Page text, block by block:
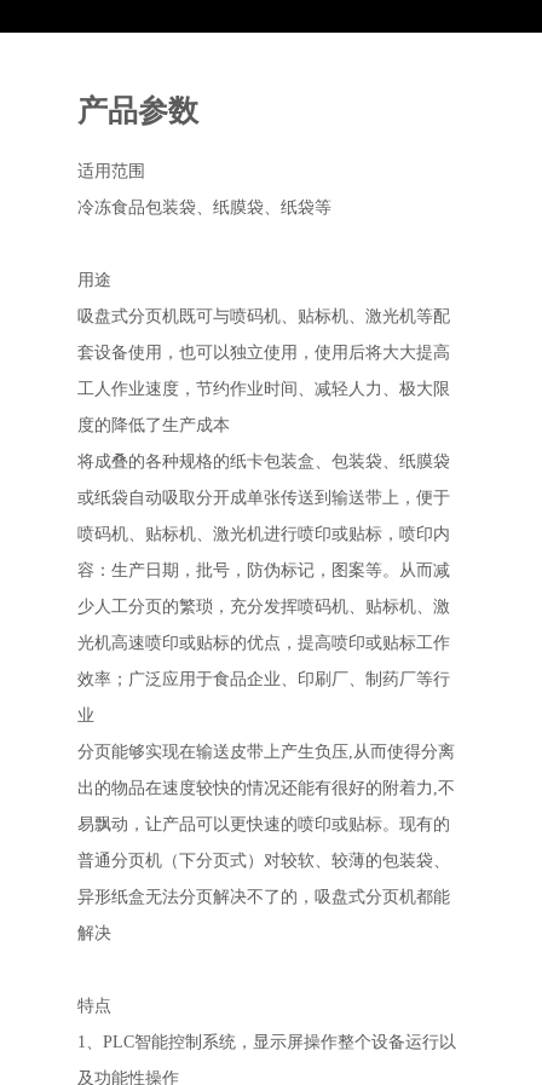
产品参数
适用范围
冷冻食品包装袋、纸膜袋、纸袋等
用途
吸盘式分页机既可与喷码机、贴标机、激光机等配
套设备使用，也可以独立使用，使用后将大大提高
工人作业速度，节约作业时间、减轻人力、极大限
度的降低了生产成本
将成叠的各种规格的纸卡包装盒、包装袋、纸膜袋
或纸袋自动吸取分开成单张传送到输送带上，便于
喷码机、贴标机、激光机进行喷印或贴标，喷印内
容：生产日期，批号，防伪标记，图案等。从而减
少人工分页的繁琐，充分发挥喷码机、贴标机、激
光机高速喷印或贴标的优点，提高喷印或贴标工作
效率；广泛应用于食品企业、印刷厂、制药厂等行
业
分页能够实现在输送皮带上产生负压,从而使得分离
出的物品在速度较快的情况还能有很好的附着力,不
易飘动，让产品可以更快速的喷印或贴标。现有的
普通分页机（下分页式）对较软、较薄的包装袋、
异形纸盒无法分页解决不了的，吸盘式分页机都能
解决
特点
1、PLC智能控制系统，显示屏操作整个设备运行以
及功能性操作